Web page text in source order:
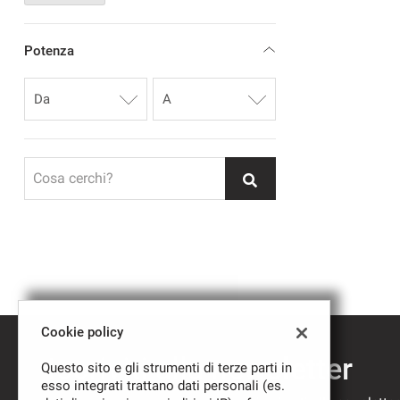
Potenza
Cosa cerchi?
Iscriviti alla newsletter
Cookie policy
Questo sito e gli strumenti di terze parti in
esso integrati trattano dati personali (es.